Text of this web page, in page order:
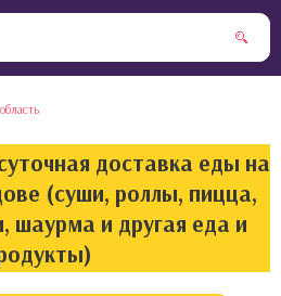
доставка еды на
(суши, роллы, пицца,
шаурма и другая еда и